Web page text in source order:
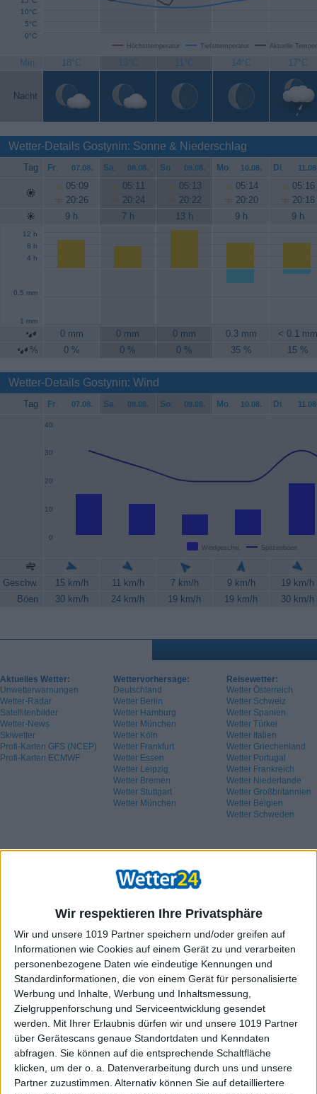
Wir respektieren Ihre Privatsphäre
Wir und unsere 1019 Partner speichern und/oder greifen auf
Informationen wie Cookies auf einem Gerät zu und verarbeiten
personenbezogene Daten wie eindeutige Kennungen und
Standardinformationen, die von einem Gerät für personalisierte
Werbung und Inhalte, Werbung und Inhaltsmessung,
Zielgruppenforschung und Serviceentwicklung gesendet
werden.
Mit Ihrer Erlaubnis dürfen wir und unsere 1019 Partner
über Gerätescans genaue Standortdaten und Kenndaten
abfragen. Sie können auf die entsprechende Schaltfläche
klicken, um der o. a. Datenverarbeitung durch uns und unsere
Partner zuzustimmen. Alternativ können Sie auf detailliertere
Höchsttemperatur Tiefsttemperatur Aktuelle
0°C
5°C
10°C
Min. 18°C 13°C 11°C 14°C 17°C
Nacht
Wetter-Details Gostynin: Sonne & Niederschlag
Tag Fr. 07.08. Sa. 08.08. So. 09.08. Mo. 10.08. Di.
05:09
20:26
05:11
20:24
05:13
20:22
05:14
20:20
05:16
20:18
9 h
7 h 13 h 9 h 9 h
4 h
8 h
12 h
0.5 mm
1 mm
0 mm 0 mm 0 mm 0.3 mm
< 0.1 mm
%
0 % 0 % 0 % 35 % 15 %
Wetter-Details Gostynin: Wind
Tag Fr. 07.08. Sa. 08.08. So. 09.08. Mo. 10.08. Di.
Windgeschw. Spitzenböen
0
10
20
30
40
Geschw. 15 km/h 11 km/h 7 km/h 9 km/h
19 km/h
Böen
30 km/h 24 km/h 19 km/h 19 km/h 30 km/h
Aktuelles Wetter:
Unwetterwarnungen
Wetter-Radar
Satellitenbilder
Wetter-News
Skiwetter
Profi-Karten GFS (NCEP)
Profi-Karten ECMWF
Wettervorhersage:
Deutschland
Wetter Berlin
Wetter Hamburg
Wetter München
Wetter Köln
Wetter Frankfurt
Wetter Essen
Wetter Leipzig
Wetter Bremen
Wetter Stuttgart
Wetter München
Reisewetter:
Wetter Österreich
Wetter Schweiz
Wetter Spanien
Wetter Türkei
Wetter Italien
Wetter Griechenland
Wetter Portugal
Wetter Frankreich
Wetter Niederlande
Wetter Großbritannien
Wetter Belgien
Wetter Schweden